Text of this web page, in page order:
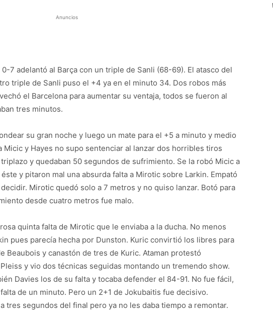
Anuncios
7 adelantó al Barça con un triple de Sanli (68-69). El atasco del
triple de Sanli puso el +4 ya en el minuto 34. Dos robos más
el Barcelona para aumentar su ventaja, todos se fueron al
tres minutos.
su gran noche y luego un mate para el +5 a minuto y medio
Micic y Hayes no supo sentenciar al lanzar dos horribles tiros
y quedaban 50 segundos de sufrimiento. Se la robó Micic a
y pitaron mal una absurda falta a Mirotic sobre Larkin. Empató
Mirotic quedó solo a 7 metros y no quiso lanzar. Botó para
desde cuatro metros fue malo.
quinta falta de Mirotic que le enviaba a la ducha. No menos
pues parecía hecha por Dunston. Kuric convirtió los libres para
Beaubois y canastón de tres de Kuric. Ataman protestó
y vio dos técnicas seguidas montando un tremendo show.
Davies los de su falta y tocaba defender el 84-91. No fue fácil,
de un minuto. Pero un 2+1 de Jokubaitis fue decisivo.
tres segundos del final pero ya no les daba tiempo a remontar.